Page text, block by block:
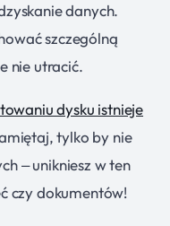
danych.
szczególną
nie utracić.
dysku istnieje
tylko by nie
– unikniesz w ten
czy dokumentów!